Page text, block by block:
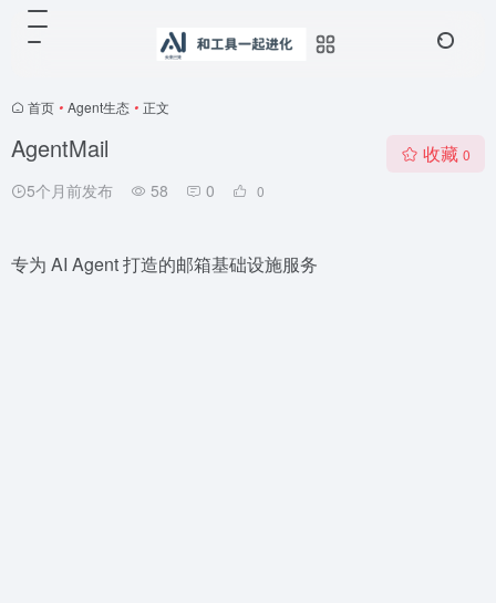
首页 • Agent生态 • 正文
AgentMail
5个月前发布 58 0 0
收藏 0
专为 AI Agent 打造的邮箱基础设施服务